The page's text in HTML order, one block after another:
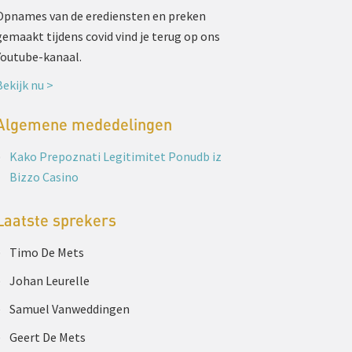
van de erediensten en preken
tijdens covid vind je terug op ons
kanaal.
nu >
mededelingen
Kako Prepoznati Legitimitet Ponudb iz
Bizzo Casino
sprekers
Timo De Mets
Johan Leurelle
Samuel Vanweddingen
Geert De Mets